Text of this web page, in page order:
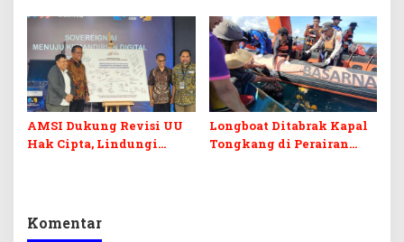
TPK hingga Layanan
Medis Canggih
Pers
AMSI Dukung Revisi UU
Hak Cipta, Lindungi
Longboat Ditabrak Kapal
Tongkang di Perairan
Komentar